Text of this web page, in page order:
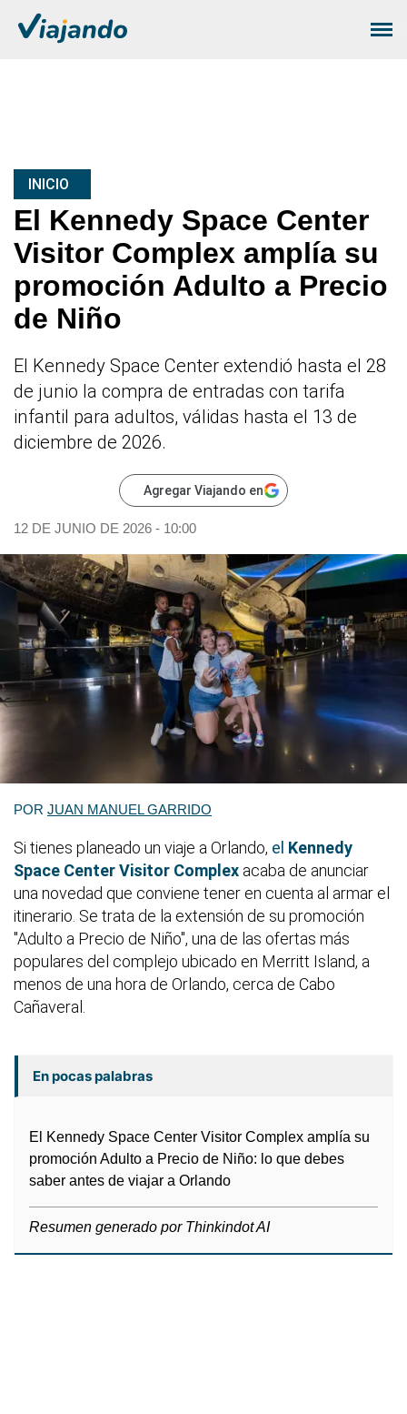
INICIO
El Kennedy Space Center
Visitor Complex amplía su
promoción Adulto a Precio
de Niño
El Kennedy Space Center extendió hasta el 28
de junio la compra de entradas con tarifa
infantil para adultos, válidas hasta el 13 de
diciembre de 2026.
Agregar Viajando en
12 DE JUNIO DE 2026 - 10:00
POR JUAN MANUEL GARRIDO
Si tienes planeado un viaje a Orlando, el Kennedy
Space Center Visitor Complex acaba de anunciar
una novedad que conviene tener en cuenta al armar el
itinerario. Se trata de la extensión de su promoción
"Adulto a Precio de Niño", una de las ofertas más
populares del complejo ubicado en Merritt Island, a
menos de una hora de Orlando, cerca de Cabo
Cañaveral.
En pocas palabras
El Kennedy Space Center Visitor Complex amplía su
promoción Adulto a Precio de Niño: lo que debes
saber antes de viajar a Orlando
Resumen generado por Thinkindot AI